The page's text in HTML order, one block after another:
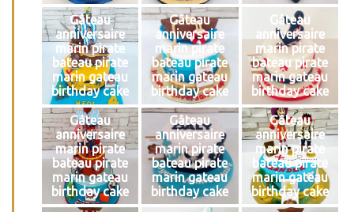
Gâteau
anniversaire
marin pirate
bateau pirate
marin gateau
birthday cake
Gâteau
anniversaire
marin pirate
bateau pirate
marin gateau
birthday cake
Gâteau
anniversaire
marin pirate
bateau pirate
marin gateau
birthday cake
Gâteau
anniversaire
marin pirate
bateau pirate
marin gateau
birthday cake
Gâteau
anniversaire
marin pirate
bateau pirate
marin gateau
birthday cake
Gâteau
anniversaire
marin pirate
bateau pirate
marin gateau
birthday cake